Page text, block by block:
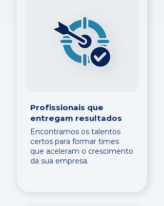
Profissionais que
entregam resultados
Encontramos os talentos
certos para formar times
que aceleram o crescimento
da sua empresa.